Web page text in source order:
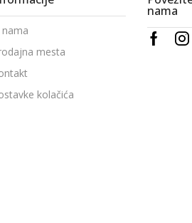
nama
mesta
kolačića
nama